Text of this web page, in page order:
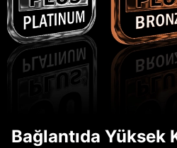
Bağlantıda Yüksek